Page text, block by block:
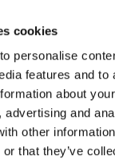
cookies
personalise
features and to
about
advertising and
other
that they’ve